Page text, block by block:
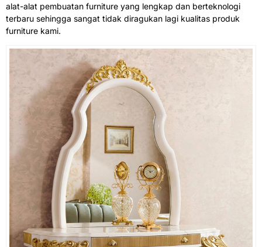
alat-alat pembuatan furniture yang lengkap dan berteknologi
terbaru sehingga sangat tidak diragukan lagi kualitas produk
furniture kami.